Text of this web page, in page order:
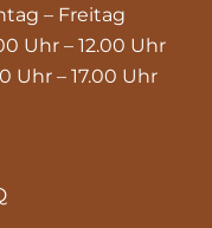
– Freitag
Uhr – 12.00 Uhr
Uhr – 17.00 Uhr